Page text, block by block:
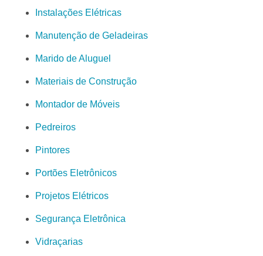
Instalações Elétricas
Manutenção de Geladeiras
Marido de Aluguel
Materiais de Construção
Montador de Móveis
Pedreiros
Pintores
Portões Eletrônicos
Projetos Elétricos
Segurança Eletrônica
Vidraçarias